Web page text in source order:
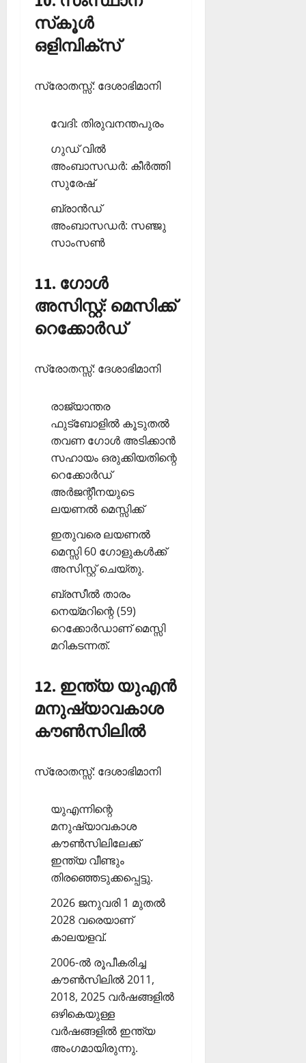
സ്‌കൂള്‍
ഒളിമ്പിക്‌സ്
സ്രോതസ്സ്: ദേശാഭിമാനി
വേദി: തിരുവനന്തപുരം
ഗുഡ് വില്‍
അംബാസഡര്‍: കീര്‍ത്തി
സുരേഷ്
ബ്രാന്‍ഡ്
അംബാസഡര്‍: സഞ്ജു
സാംസണ്‍
11. ഗോള്‍
അസിസ്റ്റ്: മെസിക്ക്
റെക്കോര്‍ഡ്
സ്രോതസ്സ്: ദേശാഭിമാനി
രാജ്യാന്തര
ഫുട്‌ബോളില്‍ കൂടുതല്‍
തവണ ഗോള്‍ അടിക്കാന്‍
സഹായം ഒരുക്കിയതിന്റെ
റെക്കോര്‍ഡ്
അര്‍ജന്റീനയുടെ
ലയണല്‍ മെസ്സിക്ക്
ഇതുവരെ ലയണല്‍
മെസ്സി 60 ഗോളുകള്‍ക്ക്
അസിസ്റ്റ് ചെയ്തു.
ബ്രസീല്‍ താരം
നെയ്മറിന്റെ (59)
റെക്കോര്‍ഡാണ് മെസ്സി
മറികടന്നത്.
12. ഇന്ത്യ യുഎന്‍
മനുഷ്യാവകാശ
കൗണ്‍സിലില്‍
സ്രോതസ്സ്: ദേശാഭിമാനി
യുഎന്നിന്റെ
മനുഷ്യാവകാശ
കൗണ്‍സിലിലേക്ക്
ഇന്ത്യ വീണ്ടും
തിരഞ്ഞെടുക്കപ്പെട്ടു.
2026 ജനുവരി 1 മുതല്‍
2028 വരെയാണ്
കാലയളവ്.
2006-ല്‍ രൂപീകരിച്ച
കൗണ്‍സിലില്‍ 2011,
2018, 2025 വര്‍ഷങ്ങളില്‍
ഒഴികെയുള്ള
വര്‍ഷങ്ങളില്‍ ഇന്ത്യ
അംഗമായിരുന്നു.